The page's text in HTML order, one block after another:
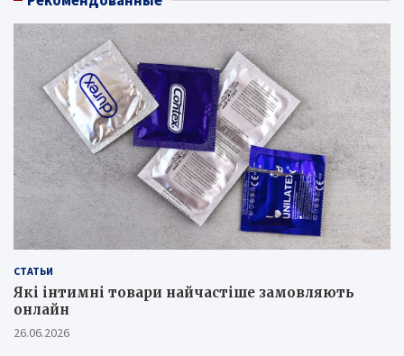
СТАТЬИ
Які інтимні товари найчастіше замовляють
онлайн
26.06.2026